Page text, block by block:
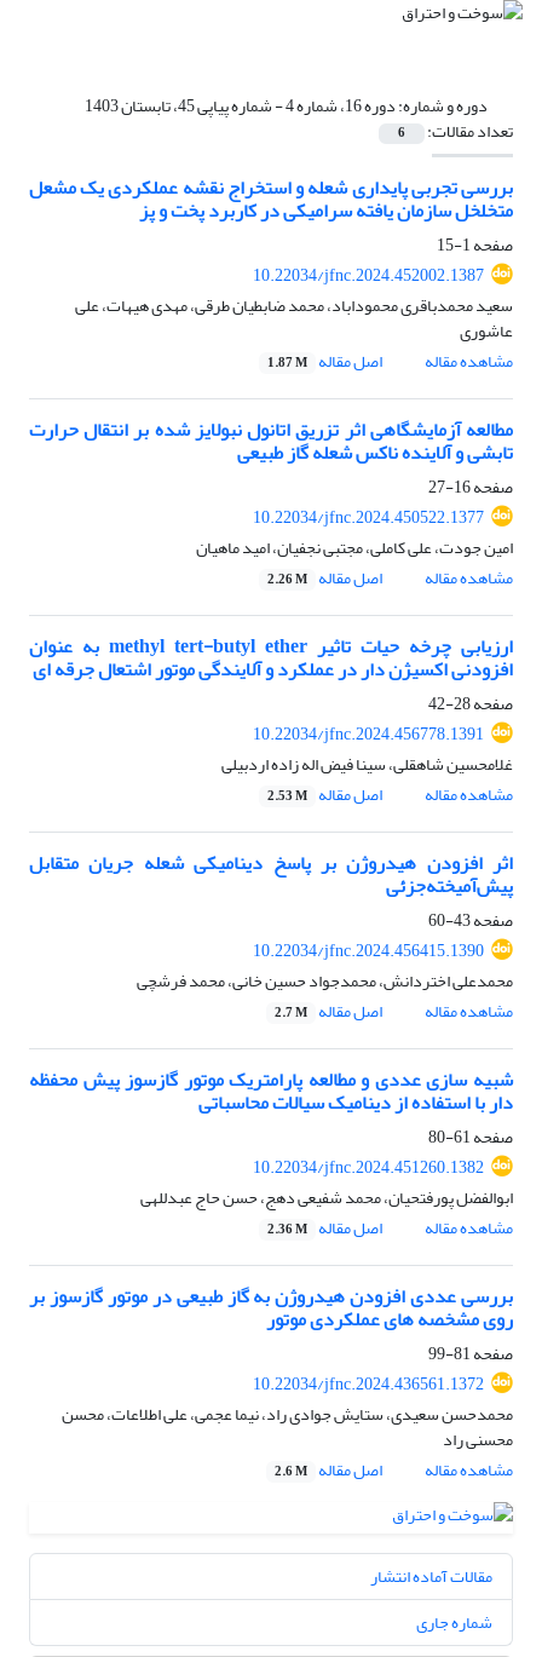
دوره و شماره:دوره 16، شماره 4 - شماره پیاپی 45، تابستان 1403
تعداد مقالات: 6
بررسی تجربی پایداری شعله و استخراج نقشه عملکردی یک مشعل
متخلخل سازمان یافته سرامیکی در کاربرد پخت و پز
صفحه1-15
10.22034/jfnc.2024.452002.1387
سعید محمدباقری محموداباد، محمد ضابطیان طرقی، مهدی هیهات، علی
عاشوری
مشاهده مقاله
اصل مقاله 1.87 M
مطالعه آزمایشگاهی اثر تزریق اتانول نبولایز شده بر انتقال حرارت
تابشی و آلاینده ناکس شعله گاز طبیعی
صفحه16-27
10.22034/jfnc.2024.450522.1377
امین جودت، علی کاملی، مجتبی نجفیان، امید ماهیان
مشاهده مقاله
اصل مقاله 2.26 M
ارزیابی چرخه حیات تاثیر methyl tert-butyl ether به عنوان
افزودنی اکسیژن دار در عملکرد و آلایندگی موتور اشتعال جرقه ای
صفحه28-42
10.22034/jfnc.2024.456778.1391
غلامحسین شاهقلی، سینا فیض اله زاده اردبیلی
مشاهده مقاله
اصل مقاله 2.53 M
اثر افزودن هیدروژن بر پاسخ دینامیکی شعله جریان متقابل
پیش‌آمیخته‌جزئی
صفحه43-60
10.22034/jfnc.2024.456415.1390
محمدعلی اختردانش، محمدجواد حسین خانی، محمد فرشچی
مشاهده مقاله
اصل مقاله 2.7 M
شبیه سازی عددی و مطالعه پارامتریک موتور گازسوز پیش محفظه
دار با استفاده از دینامیک سیالات محاسباتی
صفحه61-80
10.22034/jfnc.2024.451260.1382
ابوالفضل پورفتحیان، محمد شفیعی دهج، حسن حاج عبدللهی
مشاهده مقاله
اصل مقاله 2.36 M
بررسی عددی افزودن هیدروژن به گاز طبیعی در موتور گازسوز بر
روی مشخصه های عملکردی موتور
صفحه81-99
10.22034/jfnc.2024.436561.1372
محمدحسن سعیدی، ستایش جوادی راد، نیما عجمی، علی اطلاعات، محسن
محسنی راد
مشاهده مقاله
اصل مقاله 2.6 M
مقالات آماده انتشار
شماره جاری